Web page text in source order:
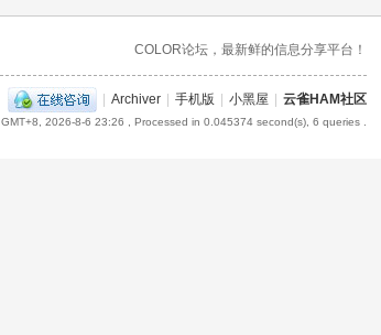
COLOR论坛，最新鲜的信息分享平台！
| Archiver | 手机版 | 小黑屋 | 云雀HAM社区
GMT+8, 2026-8-6 23:26 , Processed in 0.045374 second(s), 6 queries .